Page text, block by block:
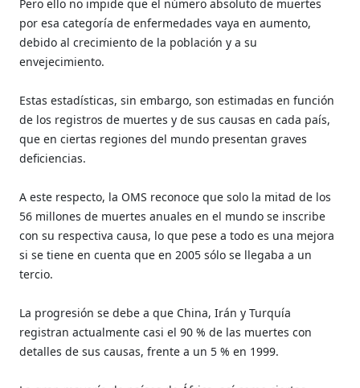
Pero ello no impide que el número absoluto de muertes
por esa categoría de enfermedades vaya en aumento,
debido al crecimiento de la población y a su
envejecimiento.
Estas estadísticas, sin embargo, son estimadas en función
de los registros de muertes y de sus causas en cada país,
que en ciertas regiones del mundo presentan graves
deficiencias.
A este respecto, la OMS reconoce que solo la mitad de los
56 millones de muertes anuales en el mundo se inscribe
con su respectiva causa, lo que pese a todo es una mejora
si se tiene en cuenta que en 2005 sólo se llegaba a un
tercio.
La progresión se debe a que China, Irán y Turquía
registran actualmente casi el 90 % de las muertes con
detalles de sus causas, frente a un 5 % en 1999.